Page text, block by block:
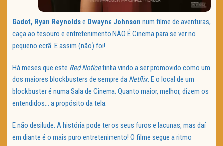
Gadot, Ryan Reynoldse Dwayne Johnson num filme de aventuras,
caça ao tesouro e entretenimento NÃO É Cinema para se ver no
pequeno ecrã. E assim (não) foi!
Há meses que este Red Noticetinha vindo a ser promovido como um
dos maiores blockbusters de sempre da Netflix. E o local de um
blockbuster é numa Sala de Cinema. Quanto maior, melhor, dizem os
entendidos… a propósito da tela.
E não desilude. A história pode ter os seus furos e lacunas, mas daí
em diante é o mais puro entretenimento! O filme segue a ritmo